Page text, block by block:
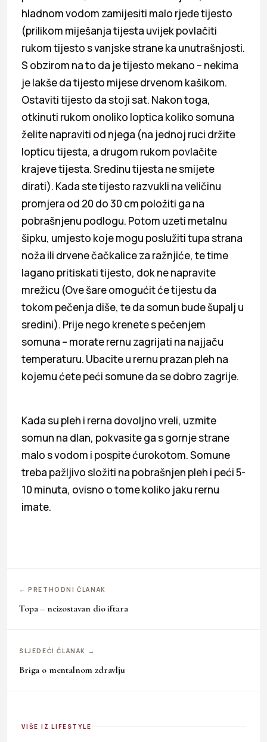
hladnom vodom zamijesiti malo rjeđe tijesto
(prilikom miješanja tijesta uvijek povlačiti
rukom tijesto s vanjske strane ka unutrašnjosti.
S obzirom na to da je tijesto mekano – nekima
je lakše da tijesto mijese drvenom kašikom.
Ostaviti tijesto da stoji sat. Nakon toga,
otkinuti rukom onoliko loptica koliko somuna
želite napraviti od njega (na jednoj ruci držite
lopticu tijesta, a drugom rukom povlačite
krajeve tijesta. Sredinu tijesta ne smijete
dirati). Kada ste tijesto razvukli na veličinu
promjera od 20 do 30 cm položiti ga na
pobrašnjenu podlogu. Potom uzeti metalnu
šipku, umjesto koje mogu poslužiti tupa strana
noža ili drvene čačkalice za ražnjiće, te time
lagano pritiskati tijesto, dok ne napravite
mrežicu (Ove šare omogućit će tijestu da
tokom pečenja diše, te da somun bude šupalj u
sredini). Prije nego krenete s pečenjem
somuna – morate rernu zagrijati na najjaču
temperaturu. Ubacite u rernu prazan pleh na
kojemu ćete peći somune da se dobro zagrije.
Kada su pleh i rerna dovoljno vreli, uzmite
somun na dlan, pokvasite ga s gornje strane
malo s vodom i pospite ćurokotom. Somune
treba pažljivo složiti na pobrašnjen pleh i peći 5-
10 minuta, ovisno o tome koliko jaku rernu
imate.
← PRETHODNI ČLANAK
Topa – neizostavan dio iftara
SLJEDEĆI ČLANAK →
Briga o mentalnom zdravlju
VIŠE IZ LIFESTYLE